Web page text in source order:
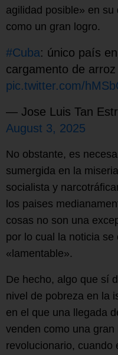
agilidad posible» en
como un gran logro.
#Cuba: único país
cargamento de
pic.twitter.com/
— Jose Luis Tan
August 3, 2025
No obstante, es
sumergida en la
socialista y
los paises
cosas no son una
por lo cual la noticia
«lamentable».
De hecho, algo que sí
nivel de pobreza en la
en el que una llegada
venden como una
revolucionario, cuando